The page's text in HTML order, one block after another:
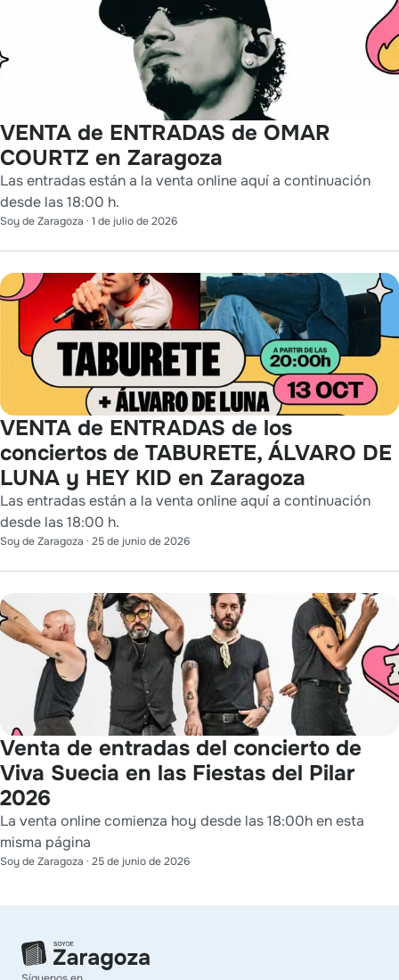
VENTA de ENTRADAS de OMAR
COURTZ en Zaragoza
Las entradas están a la venta online aquí a continuación
desde las 18:00 h.
Soy de Zaragoza · 1 de julio de 2026
VENTA de ENTRADAS de los
conciertos de TABURETE, ÁLVARO DE
LUNA y HEY KID en Zaragoza
Las entradas están a la venta online aquí a continuación
desde las 18:00 h.
Soy de Zaragoza · 25 de junio de 2026
Venta de entradas del concierto de
Viva Suecia en las Fiestas del Pilar
2026
La venta online comienza hoy desde las 18:00h en esta
misma página
Soy de Zaragoza · 25 de junio de 2026